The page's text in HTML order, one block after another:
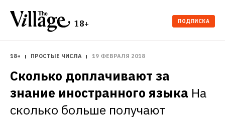
18+ ПОДПИСКА
18+ ПРОСТЫЕ ЧИСЛА 19 ФЕВРАЛЯ 2018
Сколько доплачивают за
знание иностранного языка На
сколько больше получают